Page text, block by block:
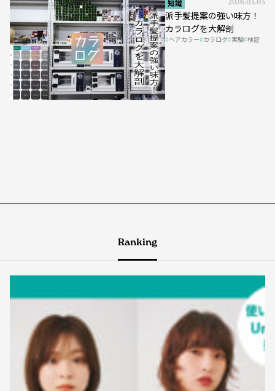
知識 2026.03.03
派手髪提案の強い味方！
カラログを大解剖
ヘアカラー カラログ 実験 検証
Ranking